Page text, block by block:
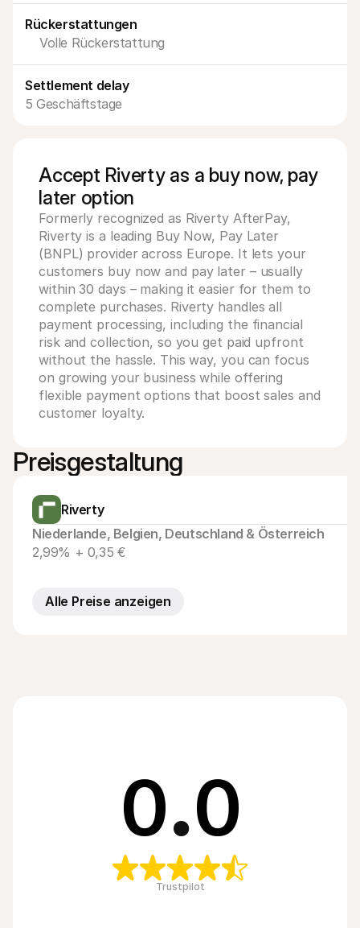
Rückerstattungen
Volle Rückerstattung
Settlement delay
5 Geschäftstage
Accept Riverty as a buy now, pay
later option
Formerly recognized as Riverty AfterPay,
Riverty is a leading Buy Now, Pay Later
(BNPL) provider across Europe. It lets your
customers buy now and pay later – usually
within 30 days – making it easier for them to
complete purchases. Riverty handles all
payment processing, including the financial
risk and collection, so you get paid upfront
without the hassle. This way, you can focus
on growing your business while offering
flexible payment options that boost sales and
customer loyalty.
Preisgestaltung
Riverty
Niederlande, Belgien, Deutschland & Österreich
2,99% + 0,35 €
Alle Preise anzeigen
0.0
Trustpilot
Warum steht Mollie auf Ihrem Kontoauszug?
Für Mollie-Händler
Kontaktieren Sie unseren Händler-Support
Sales-Team kontaktieren
Erfahren Sie, wie wir Ihrem Unternehmen helfen können